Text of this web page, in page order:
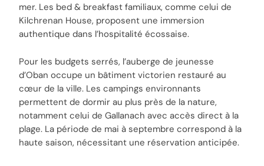
mer. Les bed & breakfast familiaux, comme celui de
Kilchrenan House, proposent une immersion
authentique dans l’hospitalité écossaise.
Pour les budgets serrés, l’auberge de jeunesse
d’Oban occupe un bâtiment victorien restauré au
cœur de la ville. Les campings environnants
permettent de dormir au plus près de la nature,
notamment celui de Gallanach avec accès direct à la
plage. La période de mai à septembre correspond à la
haute saison, nécessitant une réservation anticipée.